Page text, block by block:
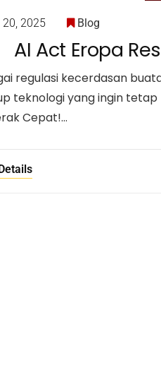
2025 Blog
AI Act Eropa
regulasi kecerdasan
teknologi yang ingin tetap
Cepat!…